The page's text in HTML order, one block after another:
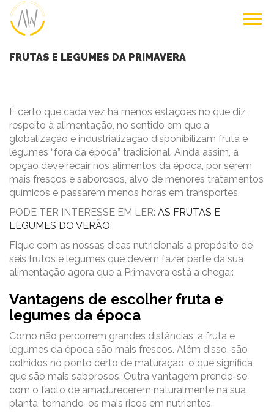
FRUTAS E LEGUMES DA PRIMAVERA
É certo que cada vez há menos estações no que diz
respeito à alimentação, no sentido em que a
globalização e industrialização disponibilizam fruta e
legumes “fora da época” tradicional. Ainda assim, a
opção deve recair nos alimentos da época, por serem
mais frescos e saborosos, alvo de menores tratamentos
químicos e passarem menos horas em transportes.
PODE TER INTERESSE EM LER: AS FRUTAS E
LEGUMES DO VERÃO
Fique com as nossas dicas nutricionais a propósito de
seis frutos e legumes que devem fazer parte da sua
alimentação agora que a Primavera está a chegar.
Vantagens de escolher fruta e
legumes da época
Como não percorrem grandes distâncias, a fruta e
legumes da época são mais frescos. Além disso, são
colhidos no ponto certo de maturação, o que significa
que são mais saborosos. Outra vantagem prende-se
com o facto de amadurecerem naturalmente na sua
planta, tornando-os mais ricos em nutrientes.